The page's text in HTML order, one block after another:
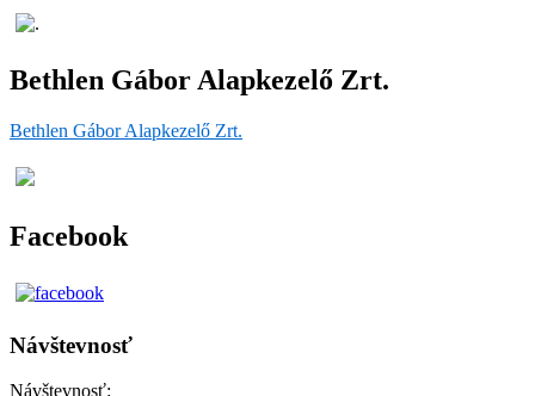
Bethlen Gábor Alapkezelő Zrt.
Bethlen Gábor Alapkezelő Zrt.
Facebook
Návštevnosť
Návštevnosť: